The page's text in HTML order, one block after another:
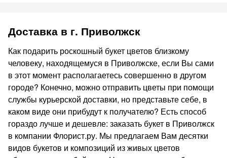
Доставка в г. Приволжск
Как подарить роскошный букет цветов близкому
человеку, находящемуся в Приволжске, если Вы сами
в этот момент располагаетесь совершенно в другом
городе? Конечно, можно отправить цветы при помощи
службы курьерской доставки, но представьте себе, в
каком виде они прибудут к получателю? Есть способ
гораздо лучше и дешевле: заказать букет в Приволжск
в компании Флорист.ру. Мы предлагаем Вам десятки
видов букетов и композиций из живых цветов